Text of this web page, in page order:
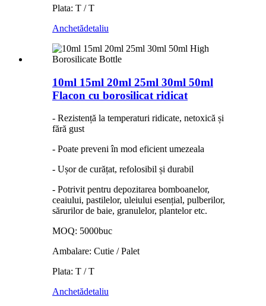
Plata: T / T
Anchetădetaliu
10ml 15ml 20ml 25ml 30ml 50ml
Flacon cu borosilicat ridicat
- Rezistență la temperaturi ridicate, netoxică și
fără gust
- Poate preveni în mod eficient umezeala
- Ușor de curățat, refolosibil și durabil
- Potrivit pentru depozitarea bomboanelor,
ceaiului, pastilelor, uleiului esențial, pulberilor,
sărurilor de baie, granulelor, plantelor etc.
MOQ: 5000buc
Ambalare: Cutie / Palet
Plata: T / T
Anchetădetaliu